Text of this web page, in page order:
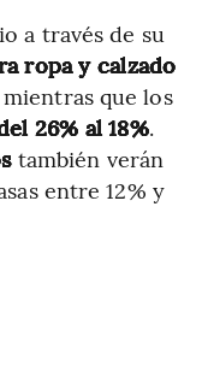
a través de su
ropa y calzado
que los
26% al 18%.
también verán
entre 12% y